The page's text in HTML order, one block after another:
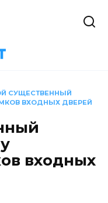
СУЩЕСТВЕННЫЙ
ВХОДНЫХ ДВЕРЕЙ
входных